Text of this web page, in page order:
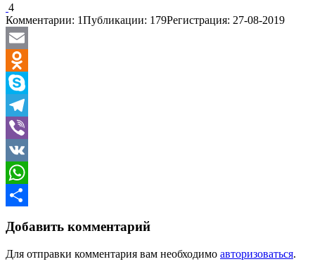
4
Комментарии: 1Публикации: 179Регистрация: 27-08-2019
Email
Odnoklassniki
Skype
Telegram
Viber
VK
WhatsApp
Добавить комментарий
Для отправки комментария вам необходимо авторизоваться.